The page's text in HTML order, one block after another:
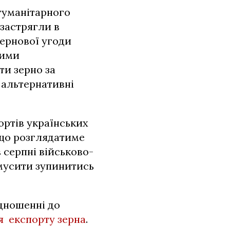
в
угоди
зерно за
українських
розглядатиме
військово-
зупинитись
до
експорту зерна.